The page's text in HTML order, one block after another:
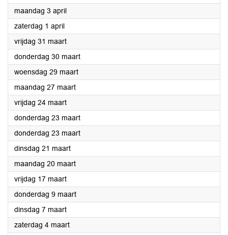
maandag 3 april2023
zaterdag 1 april2023
vrijdag 31 maart2023
donderdag 30 maart2023
woensdag 29 maart2023
maandag 27 maart2023
vrijdag 24 maart2023
donderdag 23 maart2023
donderdag 23 maart2023
dinsdag 21 maart2023
maandag 20 maart2023
vrijdag 17 maart2023
donderdag 9 maart2023
dinsdag 7 maart2023
zaterdag 4 maart2023